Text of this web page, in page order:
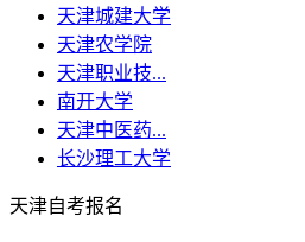
天津城建大学
天津农学院
天津职业技...
南开大学
天津中医药...
长沙理工大学
天津自考报名